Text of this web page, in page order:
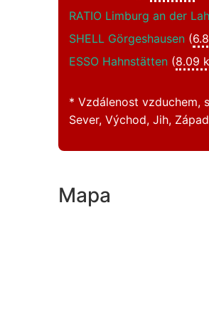
RATIO Limburg an der
SHELL Görgeshausen (
ESSO Hahnstätten (8.09
* Vzdálenost vzduchem,
Sever, Východ, Jih, Západ
Mapa